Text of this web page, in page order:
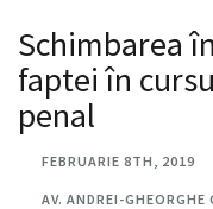
Schimbarea
faptei în
penal
FEBRUARIE 8TH, 2019
AV. ANDREI-GHEORGHE